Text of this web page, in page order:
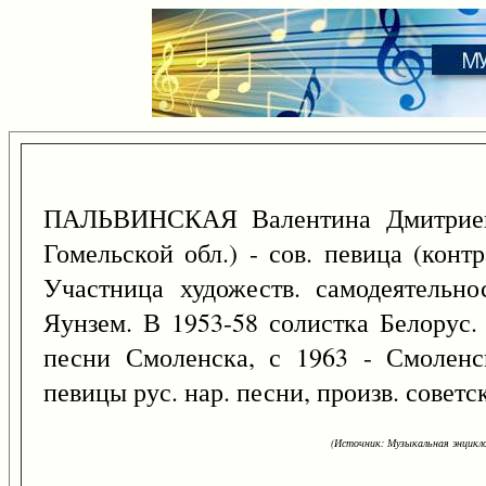
ПАЛЬВИНСКАЯ Валентина
Гомельской обл.) - сов. певица
Участница художеств.
Яунзем. В 1953-58 солистка
песни Смоленска, с 1963 -
певицы рус. нар. песни, произв.
(Источник: Музыкальная